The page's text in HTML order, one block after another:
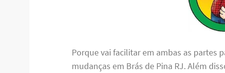
Porque vai facilitar em ambas as partes
mudanças em Brás de Pina RJ. Além